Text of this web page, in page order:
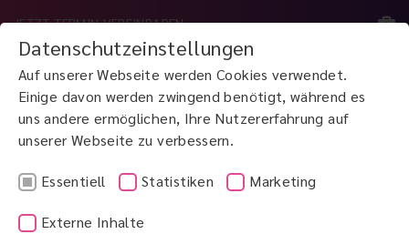
Datenschutzeinstellungen
Auf unserer Webseite werden Cookies verwendet.
Einige davon werden zwingend benötigt, während es
uns andere ermöglichen, Ihre Nutzererfahrung auf
unserer Webseite zu verbessern.
Essentiell Statistiken Marketing
Externe Inhalte
JETZT TERMIN VEREINBAREN
JETZT ANRUFEN0800 3 100 900